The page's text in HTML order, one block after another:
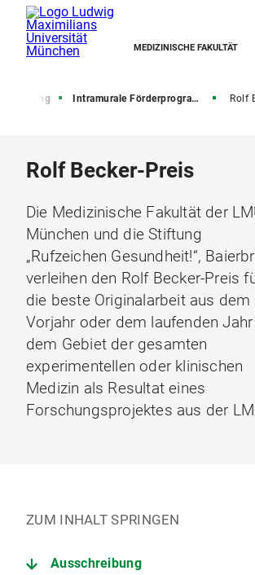
MEDIZINISCHE FAKULTÄT
Intramurale Förderprogramme und Auszeichnungen Rolf
Rolf Becker-Preis
Die Medizinische Fakultät der
München und die Stiftung
„Rufzeichen Gesundheit!“,
verleihen den Rolf Becker-Preis
die beste Originalarbeit aus dem
Vorjahr oder dem laufenden
dem Gebiet der gesamten
experimentellen oder klinischen
Medizin als Resultat eines
Forschungsprojektes aus der
ZUM INHALT SPRINGEN
Ausschreibung